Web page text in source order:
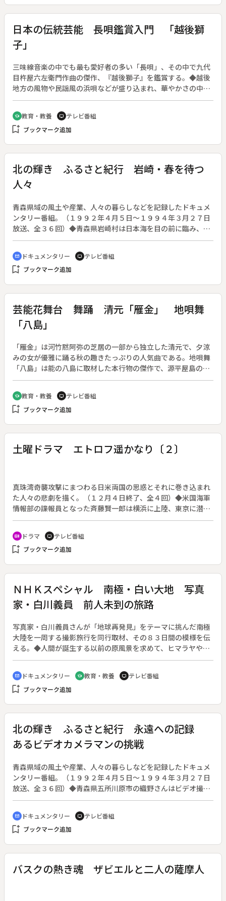
採る幻想的な炎の列、そしてまさに職人芸ともいうべき練りの
ワザ。知られざる墨作りの世界で一筋に生きる匠の技を描く。
日本の伝統芸能 長唄鑑賞入門 「越後獅
子」
三味線音楽の中でも最も愛好者の多い「長唄」、その中で九代
目杵屋六左衛門作曲の傑作、『越後獅子』を鑑賞する。◆越後
地方の風物や民謡風の浜唄などが盛り込まれ、華やかさの中に
ひなびた味わいを持つ名曲である。地方色が入りながら江戸長
唄の代表作といわれるのは、江戸の町が地方出身者で占められ
地方色を出すことが必要だったからで、これが江戸長唄の基調
であった。◆「越後獅子」唄十四世杵屋六左衛門（重要無形文
梅屋幸之助。◆副音声は英語
school 教育・教養 tv テレビ番組
bookmark_add ブックマーク追加
北の輝き ふるさと紀行 岩崎・春を待つ
人々
青森県域の風土や産業、人々の暮らしなどを記録したドキュメ
ンタリー番組。（１９９２年４月５日～１９９４年３月２７日
放送、全３６回）◆青森県岩崎村は日本海を目の前に臨み、雄
大な白神山地を背中に控え、自然の恵みをたくさん受けてい
る。県内では一番早く春が訪れると言われるこの村で、国際交
流員、漁師の親子、民宿のおかみさん、福寿草の管理人など、
季節と生活の変わり目にいる人たちを追いかける。
cinematic_blur ドキュメンタリー tv テレビ番組
bookmark_add ブックマーク追加
芸能花舞台 舞踊 清元「雁金」 地唄舞
「八島」
「雁金」は河竹黙阿弥の芝居の一部から独立した清元で、夕涼
みの女が優雅に踊る秋の趣きたっぷりの人気曲である。地唄舞
「八島」は能の八島に取材した本行物の傑作で、源平屋島の合
戦を長刀や扇などの小道具を操り、立方一人の舞で表現する。
若手のホープ水木由歌と六世宗家を襲名したばかりの山村若が
舞う。地唄舞は堺の商人が蔵方の役人接待に重用したといわれ
る。渡辺保がゲストの久保田教授とともに、地唄舞と端唄、長
school 教育・教養 tv テレビ番組
bookmark_add ブックマーク追加
土曜ドラマ エトロフ遥かなり〔２〕
真珠湾奇襲攻撃にまつわる日米両国の思惑とそれに巻き込まれ
た人々の悲劇を描く。（１２月４日終了、全４回）◆米国海軍
情報部の諜報員となった斉藤賢一郎は横浜に上陸、東京に潜入
した。東京の協力者は２人。４年前に日本軍の南京虐殺で、中
国人婚約者を殺害され、その後日本に移り住んだ米人宣教師ロ
バート・スレンセン。もう１人は、１０年前に九州の炭鉱に強
制連行され、そこから脱走した朝鮮人スパイ金森。折しも、東
た。その結果、冬季北太平洋航路によるハワイ真珠湾奇襲攻撃
が採択され、その結集地に択捉島・単冠湾（ヒトカップワン）
が決定した。
recent_actors ドラマ tv テレビ番組
bookmark_add ブックマーク追加
ＮＨＫスペシャル 南極・白い大地 写真
家・白川義員 前人未到の旅路
写真家・白川義員さんが「地球再発見」をテーマに挑んだ南極
大陸を一周する撮影旅行を同行取材、その８３日間の模様を伝
える。◆人間が誕生する以前の原風景を求めて、ヒマラヤやア
メリカ大陸など世界の山や聖地を撮り続けてきた白川さんが
「地球再発見」の集大成の土地として選んだ南極。悪天候や日
程の遅れ、生命を拒むかのような白い大地と格闘を続ける中
で、彼は何をとらえ、どう切り取っていったのか。
cinematic_blur ドキュメンタリー school 教育・教養 tv テレビ番組
bookmark_add ブックマーク追加
北の輝き ふるさと紀行 永遠への記録
あるビデオカメラマンの挑戦
青森県域の風土や産業、人々の暮らしなどを記録したドキュメ
ンタリー番組。（１９９２年４月５日～１９９４年３月２７日
放送、全３６回）◆青森県五所川原市の織野さんはビデオ撮影
歴１０年。五所川原短歌会の基礎を築いた郷土の偉人、加藤東
籬と和田山蘭の友情と生涯をビデオ作品に作りたいと考えてい
る。梅の花が咲き始めた梵珠山を背景に、撮影を続ける織野さ
んが映像の中に残そうとしている津軽を描く。
cinematic_blur ドキュメンタリー tv テレビ番組
bookmark_add ブックマーク追加
バスクの熱き魂 ザビエルと二人の薩摩人